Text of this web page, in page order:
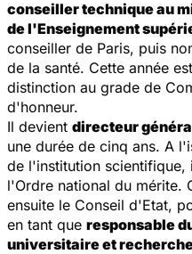
conseiller technique au
de l'Enseignement
conseiller de Paris, puis
de la santé. Cette année
distinction au grade de
d'honneur.
Il devient directeur
une durée de cinq ans. A
de l'institution scientifique,
l'Ordre national du mérite.
ensuite le Conseil d'Etat,
en tant que responsable
universitaire et